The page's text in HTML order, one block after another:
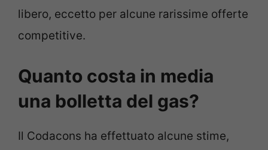
libero, eccetto per alcune rarissime offerte
competitive.
Quanto costa in media
una bolletta del gas?
Il Codacons ha effettuato alcune stime,